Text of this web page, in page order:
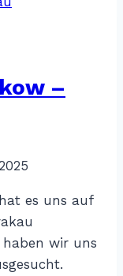
–
es uns auf
wir uns